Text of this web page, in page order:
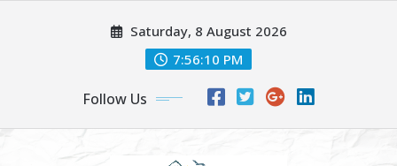
Saturday, 8 August 2026
7:56:11 PM
Follow Us